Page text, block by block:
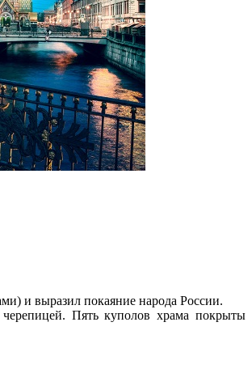
и выразил покаяние народа России.
Пять куполов храма покрыты